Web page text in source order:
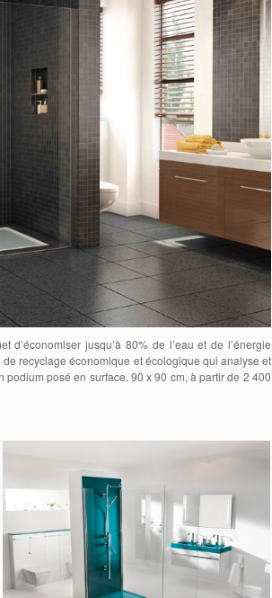
jusqu’à 80% de l’eau et de l’énergie
recyclage économique et écologique qui analyse et
podium posé en surface. 90 x 90 cm, à partir de 2 400